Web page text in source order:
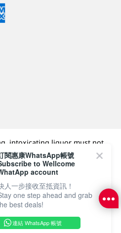
intoxicating liquor must not
(under 18) in the course of
，向未成年人 (18 歲以下人士)
售集團
The Dairy Farm Company
閱惠康WhatsApp帳號
to Wellcome
account
人一步接收至抵資訊！
one step ahead and grab
best deals!
連結 WhatsApp 帳號